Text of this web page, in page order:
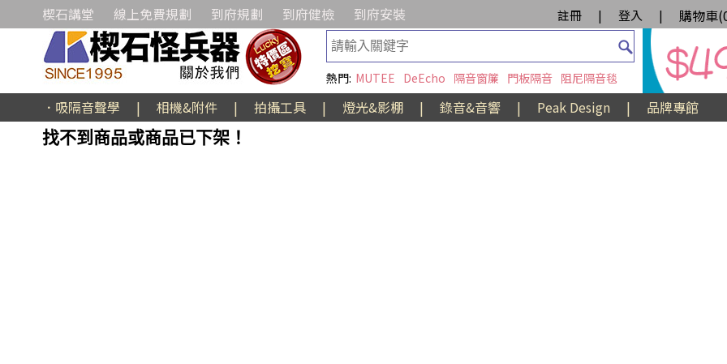
楔石講堂 線上免費規劃 到府規劃 到府健檢 到府安裝 註冊 | 登入 | 購物車(
熱門: MUTEE DeEcho 隔音窗簾 門板隔音 阻尼隔音毯
．吸隔音聲學 | 相機&附件 | 拍攝工具 | 燈光&影棚 | 錄音&音響 | Peak Design |
品牌專館
找不到商品或商品已下架！